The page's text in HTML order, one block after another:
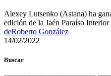
Alexey Lutsenko (Astana) ha
edición de la Jaén Paraíso Interior
deRoberto González
14/02/2022
Buscar